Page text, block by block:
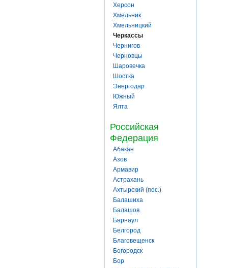
Херсон
Хмельник
Хмельницкий
Черкассы
Чернигов
Черновцы
Шаровечка
Шостка
Энергодар
Южный
Ялта
Российская
Федерация
Абакан
Азов
Армавир
Астрахань
Ахтырский (пос.)
Балашиха
Балашов
Барнаул
Белгород
Благовещенск
Богородск
Бор